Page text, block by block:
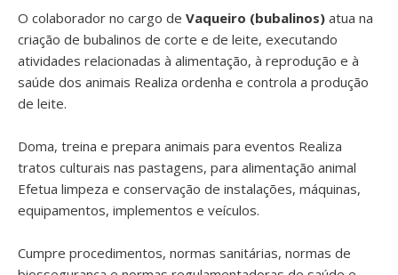
O colaborador no cargo de Vaqueiro (bubalinos) atua na
criação de bubalinos de corte e de leite, executando
atividades relacionadas à alimentação, à reprodução e à
saúde dos animais Realiza ordenha e controla a produção
de leite.
Doma, treina e prepara animais para eventos Realiza
tratos culturais nas pastagens, para alimentação animal
Efetua limpeza e conservação de instalações, máquinas,
equipamentos, implementos e veículos.
Cumpre procedimentos, normas sanitárias, normas de